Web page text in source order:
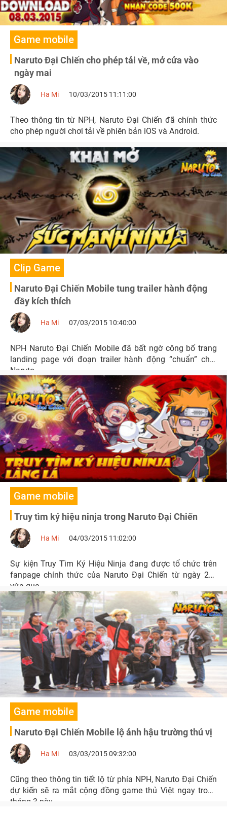
Game mobile
Naruto Đại Chiến cho phép tải về, mở cửa vào
ngày mai
Ha Mi 10/03/2015 11:11:00
Theo thông tin từ NPH, Naruto Đại Chiến đã chính thức
cho phép người chơi tải về phiên bản iOS và Android.
Clip Game
Naruto Đại Chiến Mobile tung trailer hành động
đầy kích thích
Ha Mi 07/03/2015 10:40:00
NPH Naruto Đại Chiến Mobile đã bất ngờ công bố trang
landing page với đoạn trailer hành động “chuẩn” chất
Naruto.
Game mobile
Truy tìm ký hiệu ninja trong Naruto Đại Chiến
Ha Mi 04/03/2015 11:02:00
Sự kiện Truy Tìm Ký Hiệu Ninja đang được tổ chức trên
fanpage chính thức của Naruto Đại Chiến từ ngày 2/3
vừa qua.
Game mobile
Naruto Đại Chiến Mobile lộ ảnh hậu trường thú vị
Ha Mi 03/03/2015 09:32:00
Cũng theo thông tin tiết lộ từ phía NPH, Naruto Đại Chiến
dự kiến sẽ ra mắt cộng đồng game thủ Việt ngay trong
tháng 3 này.